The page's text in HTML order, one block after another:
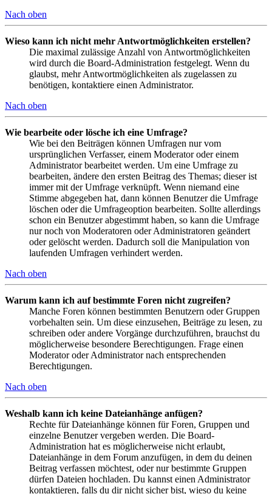
Nach oben
Wieso kann ich nicht mehr Antwortmöglichkeiten erstellen?
Die maximal zulässige Anzahl von Antwortmöglichkeiten
wird durch die Board-Administration festgelegt. Wenn du
glaubst, mehr Antwortmöglichkeiten als zugelassen zu
benötigen, kontaktiere einen Administrator.
Nach oben
Wie bearbeite oder lösche ich eine Umfrage?
Wie bei den Beiträgen können Umfragen nur vom
ursprünglichen Verfasser, einem Moderator oder einem
Administrator bearbeitet werden. Um eine Umfrage zu
bearbeiten, ändere den ersten Beitrag des Themas; dieser ist
immer mit der Umfrage verknüpft. Wenn niemand eine
Stimme abgegeben hat, dann können Benutzer die Umfrage
löschen oder die Umfrageoption bearbeiten. Sollte allerdings
schon ein Benutzer abgestimmt haben, so kann die Umfrage
nur noch von Moderatoren oder Administratoren geändert
oder gelöscht werden. Dadurch soll die Manipulation von
laufenden Umfragen verhindert werden.
Nach oben
Warum kann ich auf bestimmte Foren nicht zugreifen?
Manche Foren können bestimmten Benutzern oder Gruppen
vorbehalten sein. Um diese einzusehen, Beiträge zu lesen, zu
schreiben oder andere Vorgänge durchzuführen, brauchst du
möglicherweise besondere Berechtigungen. Frage einen
Moderator oder Administrator nach entsprechenden
Berechtigungen.
Nach oben
Weshalb kann ich keine Dateianhänge anfügen?
Rechte für Dateianhänge können für Foren, Gruppen und
einzelne Benutzer vergeben werden. Die Board-
Administration hat es möglicherweise nicht erlaubt,
Dateianhänge in dem Forum anzufügen, in dem du deinen
Beitrag verfassen möchtest, oder nur bestimmte Gruppen
dürfen Dateien hochladen. Du kannst einen Administrator
kontaktieren, falls du dir nicht sicher bist, wieso du keine